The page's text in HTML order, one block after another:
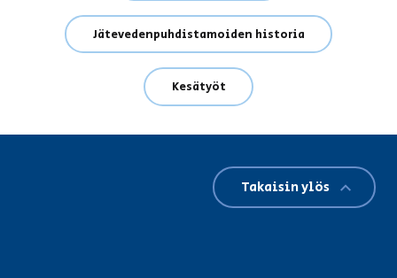
Jätevedenpuhdistamoiden historia
Kesätyöt
Takaisin ylös